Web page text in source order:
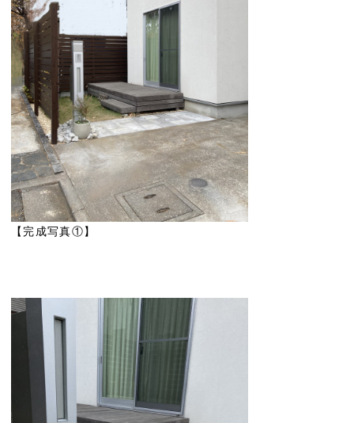
【完成写真①】